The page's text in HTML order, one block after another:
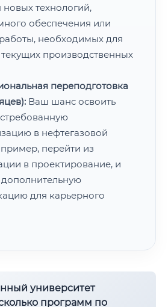
новых технологий,
обеспечения или
необходимых для
производственных
переподготовка
Ваш шанс освоить
в нефтегазовой
перейти из
в проектирование, и
дополнительную
для карьерного
университет
программ по